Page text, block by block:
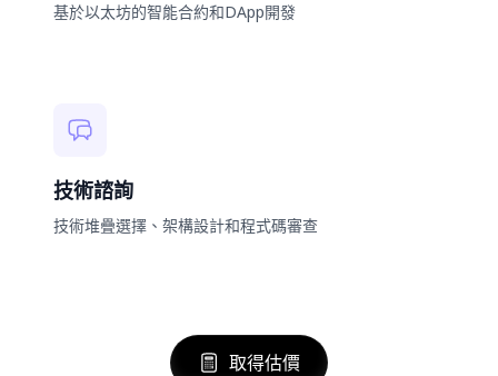
基於以太坊的智能合約和DApp開發
技術諮詢
技術堆疊選擇、架構設計和程式碼審查
取得估價